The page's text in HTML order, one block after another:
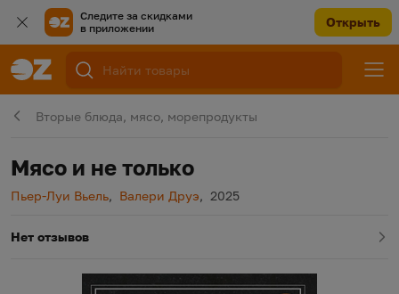
Следите за скидками
в приложении
Открыть
Вторые блюда, мясо, морепродукты
Мясо и не только
Автор
Пьер-Луи Вьель, Автор
Валери Друэ, Год издания
2025
Нет отзывов